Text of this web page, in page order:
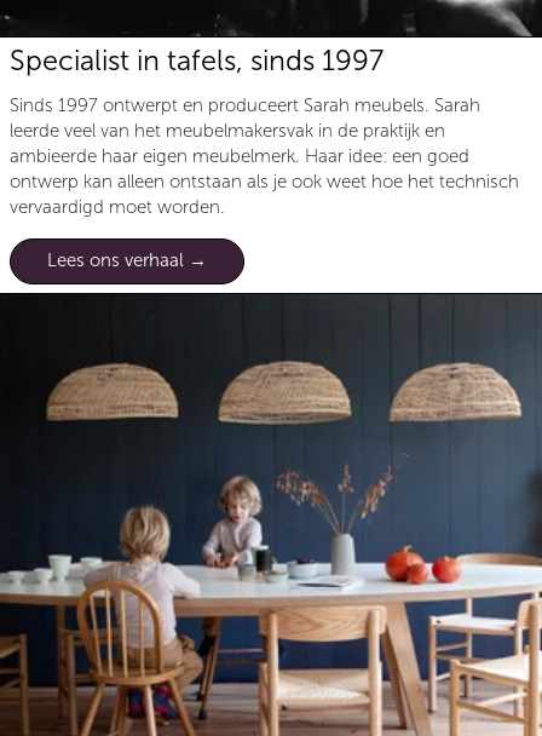
Specialist in tafels, sinds 1997
Sinds 1997 ontwerpt en produceert Sarah meubels. Sarah
leerde veel van het meubelmakersvak in de praktijk en
ambieerde haar eigen meubelmerk. Haar idee: een goed
ontwerp kan alleen ontstaan als je ook weet hoe het technisch
vervaardigd moet worden.
Lees ons verhaal